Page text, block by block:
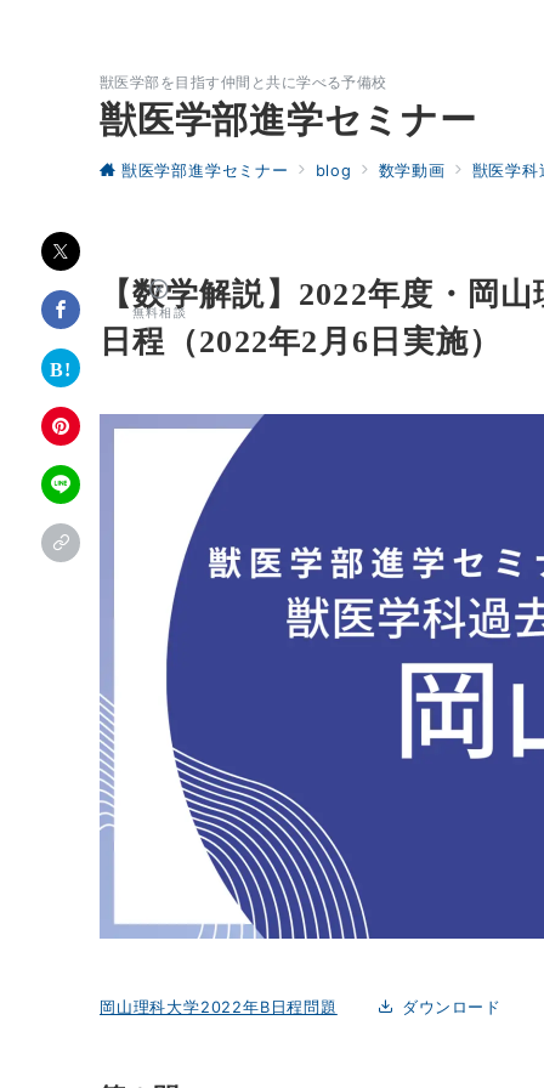
獣医学部を目指す仲間と共に学べる予備校
獣医学部進学セミナー
無料相談
獣医学部進学セミナー blog 数学動画 獣医学科
【数学解説】2022年度・岡
日程（2022年2月6日実施）
岡山理科大学2022年B日程問題 ダウンロード